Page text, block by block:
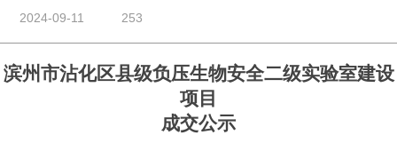
2024-09-11 253
滨州市沾化区县级负压生物安全二级实验室建设
项目
成交公示